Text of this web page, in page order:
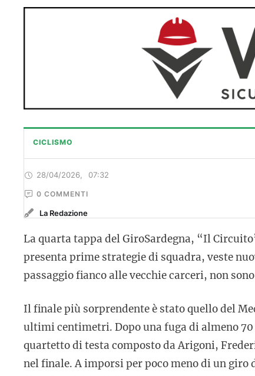
CICLISMO
28/04/2026, 07:32
0 COMMENTI
La Redazione
La quarta tappa del GiroSardegna, “Il
presenta prime strategie di squadra, veste
passaggio fianco alle vecchie carceri, non
Il finale più sorprendente è stato quello del
ultimi centimetri. Dopo una fuga di almeno
quartetto di testa composto da Arigoni,
nel finale. A imporsi per poco meno di un giro